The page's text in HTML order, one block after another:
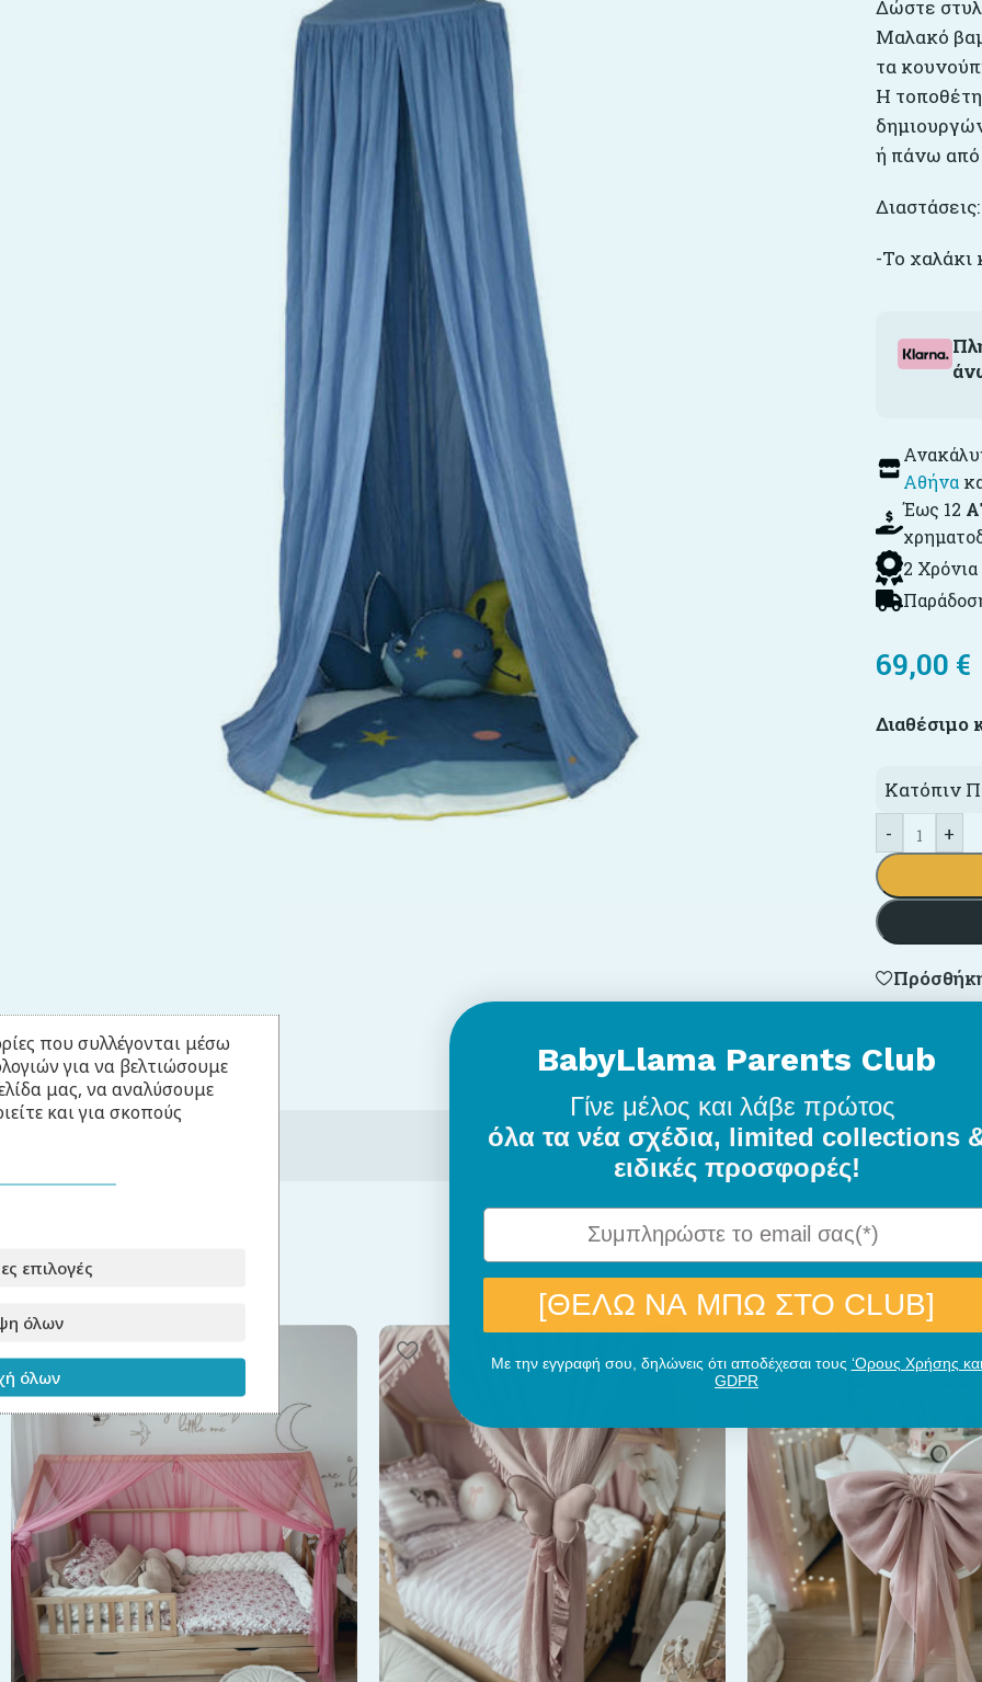
Δώστε
Μαλακό
τα
Η
ή πάνω από
-Το χαλάκι
Αθήνα
Έως 12
2
69,00 €
Διαθέσιμο
Κατόπιν
-
+
Σχετικά Προϊόντα
που συλλέγονται μέσω
για να βελτιώσουμε
μας, να αναλύσουμε
και για σκοπούς
επιλογές
όλων
όλων
BabyLlama Parents Club
Γίνε μέλος και λάβε πρώτος
όλα τα νέα σχέδια, limited collections
ειδικές προσφορές!
[ΘΕΛΩ ΝΑ ΜΠΩ ΣΤΟ CLUB]
Με την εγγραφή σου, δηλώνεις ότι αποδέχεσαι τους ‘Ορους Χρήσης και
GDPR